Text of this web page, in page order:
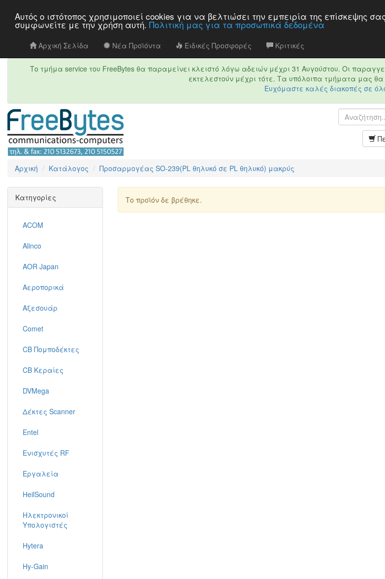
Αυτός ο ιστότοπος χρησιμοποιεί cookies για να βελτιώσει την εμπειρία της επίσκεψης
συμφωνείτε με την χρήση αυτή. Πολιτική μας για τα προσωπικά δεδομένα
Αρχική Σελίδα Νέα Προϊόντα Ειδικές Προσφορές Κριτικές
Το τμήμα service του FreeBytes θα παραμείνει κλειστό λόγω αδειών μέχρι 31 Αυγούστου. Οι
εκτελεστούν μέχρι τότε. Τα υπόλοιπα τμήματα μας θα
Ευχόμαστε καλές διακοπές σε
Αρχική Κατάλογος Προσαρμογέας SO-239(PL θηλυκό σε PL θηλυκό) μακρύς
Το προϊόν δε βρέθηκε.
Κατηγορίες
ACOM
Alinco
AOR Japan
Αεροπορικά
Αξεσουάρ
Comet
CB Πομποδέκτες
CB Κεραίες
DVMega
Δέκτες Scanner
Entel
Ενισχυτές RF
Εργαλεία
HeilSound
Ηλεκτρονικοί
Υπολογιστές
Hytera
Hy-Gain